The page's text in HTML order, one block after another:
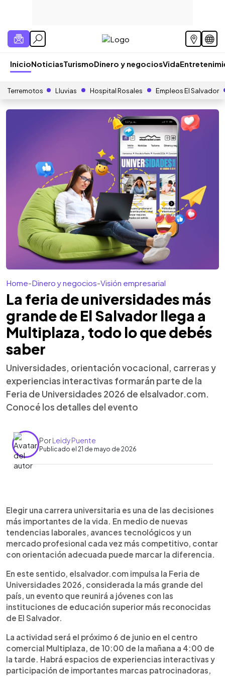
InicioNoticiasTurismoDinero y negociosVida
Terremotos Lluvias Hospital Rosales Empleos El Salvador
Home-Dinero y negocios-Visión empresarial
La feria de universidades más
grande de El Salvador llega a
Multiplaza, todo lo que debés
saber
Universidades, orientación vocacional, carreras y
experiencias interactivas formarán parte de la
Feria de Universidades 2026 de elsalvador.com.
Conocé los detalles del evento
PorLeidy Puente
Publicado el 21 de mayo de 2026
Escuchar artículo
La Feria de Universidades 2026 de
elsalvador.com reunirá en Multiplaza a
reconocidas instituciones académicas, marcas
patrocinadoras y jóvenes interesados en definir su
futuro profesional. El evento se realizará el 6 de
junio y ofrecerá orientación académica,
información sobre carreras y experiencias
interactivas.
Elegir una carrera universitaria es una de las decisiones
más importantes de la vida. En medio de nuevas
tendencias laborales, avances tecnológicos y un
mercado profesional cada vez más competitivo, contar
con orientación adecuada puede marcar la diferencia.
En este sentido, elsalvador.com impulsa la Feria de
Universidades 2026, considerada la más grande del
país, un evento que reunirá a jóvenes con las
instituciones de educación superior más reconocidas
de El Salvador.
La actividad será el próximo 6 de junio en el centro
comercial Multiplaza, de 10:00 de la mañana a 4:00 de
la tarde. Habrá espacios de experiencias interactivas y
participación de importantes marcas patrocinadoras,